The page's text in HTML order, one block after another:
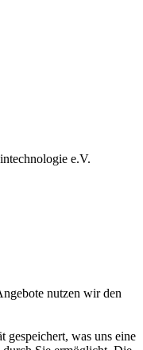
e.V.
nutzen wir den
gespeichert, was uns eine